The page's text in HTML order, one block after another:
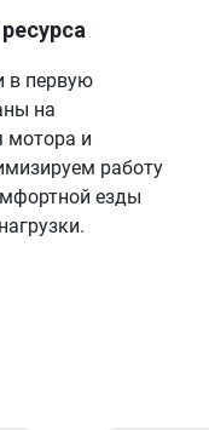
в первую
на
мотора и
работу
езды